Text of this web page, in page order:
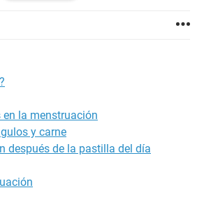
la menstruación
y carne
después de la pastilla del día